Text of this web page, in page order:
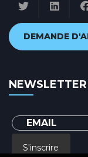
DEMANDE
NEWSLETTER
S'inscrire